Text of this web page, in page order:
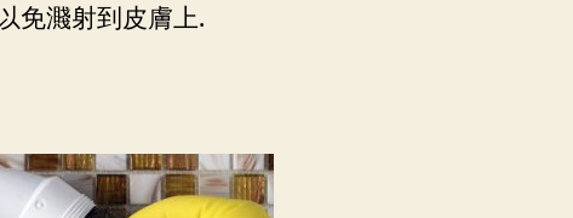
免濺射到皮膚上.